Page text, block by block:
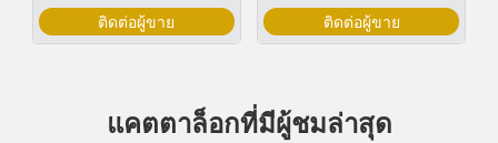
ติดต่อผู้ขาย ติดต่อผู้ขาย
แคตตาล็อกที่มีผู้ชมล่าสุด